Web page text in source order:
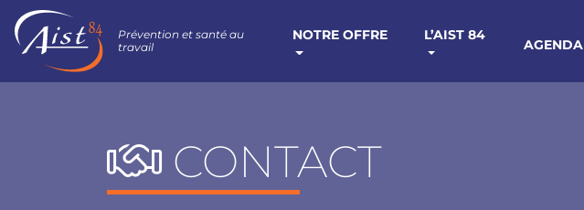
Prévention et santé au
travail
NOTRE OFFRE L’AIST 84
AGENDA
CONTACT